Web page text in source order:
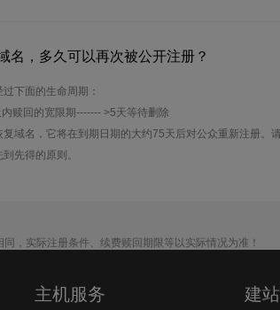
名，多久可以再次被公开注册？
下面的生命周期：
赎回的宽限期------- >5天等待删除
域名，它将在到期日期的大约75天后对公众重新注册。
先得的原则。
，实际注册条件、续费赎回期限等以实际情况为准！
主机服务 建